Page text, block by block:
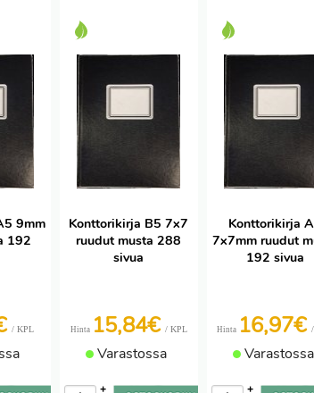
9mm
192
/ KPL
Konttorikirja B5 7x7
ruudut musta 288
sivua
Hinta 15,84€ / KPL
Varastossa
+
Konttorikirja
7x7mm ruudut
192 sivua
Hinta 16,97€
Varastossa
+